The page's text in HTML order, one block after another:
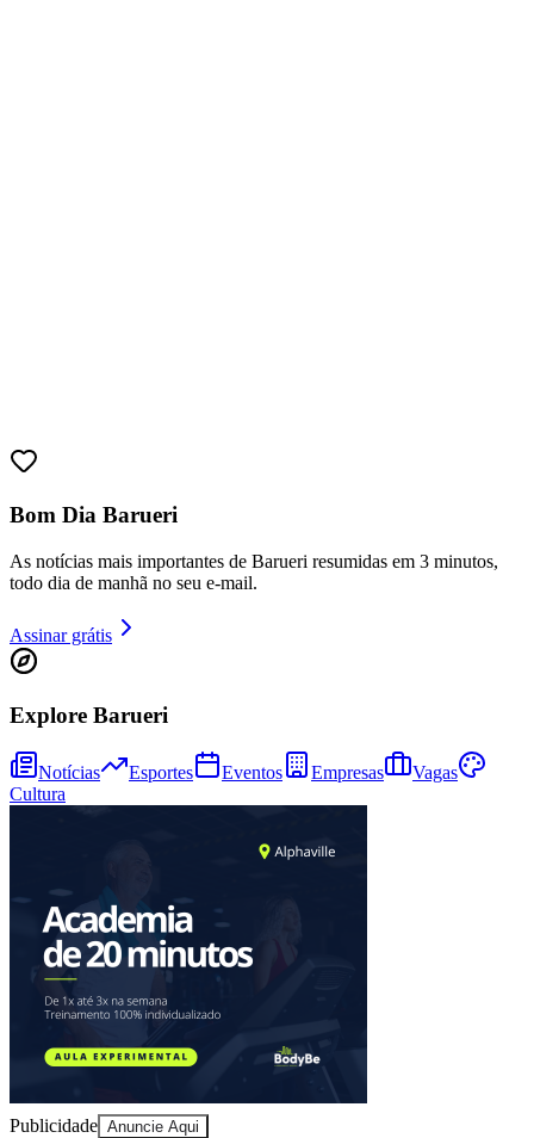
Juventude
Bom Dia Barueri
As notícias mais importantes de Barueri resumidas em 3 minutos,
todo dia de manhã no seu e-mail.
Assinar grátis
Explore Barueri
Notícias Esportes Eventos Empresas
Vagas
Cultura
Publicidade Anuncie Aqui